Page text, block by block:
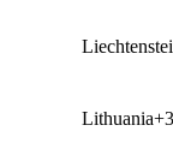
Lithuania